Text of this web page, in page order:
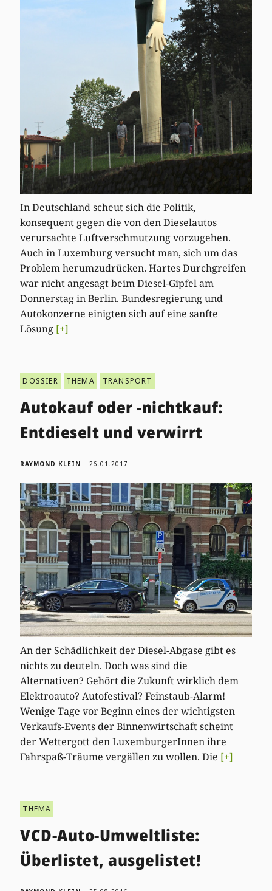
In Deutschland scheut sich die Politik,
konsequent gegen die von den Dieselautos
verursachte Luftverschmutzung vorzugehen.
Auch in Luxemburg versucht man, sich um das
Problem herumzudrücken. Hartes Durchgreifen
war nicht angesagt beim Diesel-Gipfel am
Donnerstag in Berlin. Bundesregierung und
Autokonzerne einigten sich auf eine sanfte
Lösung [+]
DOSSIER THEMA TRANSPORT
Autokauf oder -nichtkauf:
Entdieselt und verwirrt
RAYMOND KLEIN 26.01.2017
An der Schädlichkeit der Diesel-Abgase gibt es
nichts zu deuteln. Doch was sind die
Alternativen? Gehört die Zukunft wirklich dem
Elektroauto? Autofestival? Feinstaub-Alarm!
Wenige Tage vor Beginn eines der wichtigsten
Verkaufs-Events der Binnenwirtschaft scheint
der Wettergott den LuxemburgerInnen ihre
Fahrspaß-Träume vergällen zu wollen. Die [+]
THEMA
VCD-Auto-Umweltliste:
Überlistet, ausgelistet!